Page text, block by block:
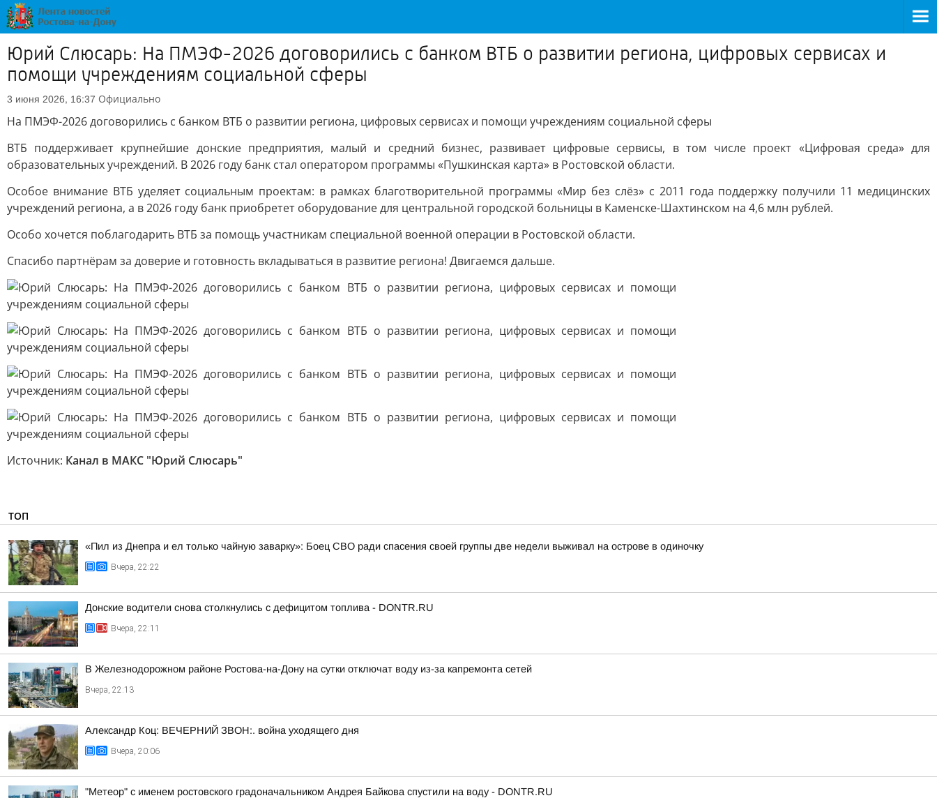
Юрий Слюсарь: На ПМЭФ-2026 договорились с банком ВТБ о развитии региона, цифровых сервисах и
помощи учреждениям социальной сферы
3 июня 2026, 16:37 Официально
На ПМЭФ-2026 договорились с банком ВТБ о развитии региона, цифровых сервисах и помощи учреждениям социальной сферы
ВТБ поддерживает крупнейшие донские предприятия, малый и средний бизнес, развивает цифровые сервисы, в том числе проект «Цифровая среда» для
образовательных учреждений. В 2026 году банк стал оператором программы «Пушкинская карта» в Ростовской области.
Особое внимание ВТБ уделяет социальным проектам: в рамках благотворительной программы «Мир без слёз» с 2011 года поддержку получили 11 медицинских
учреждений региона, а в 2026 году банк приобретет оборудование для центральной городской больницы в Каменске-Шахтинском на 4,6 млн рублей.
Особо хочется поблагодарить ВТБ за помощь участникам специальной военной операции в Ростовской области.
Спасибо партнёрам за доверие и готовность вкладываться в развитие региона! Двигаемся дальше.
Источник: Канал в МАКС "Юрий Слюсарь"
ТОП
«Пил из Днепра и ел только чайную заварку»: Боец СВО ради спасения своей группы две недели выживал на острове в одиночку
Вчера, 22:22
Донские водители снова столкнулись с дефицитом топлива - DONTR.RU
Вчера, 22:11
В Железнодорожном районе Ростова-на-Дону на сутки отключат воду из-за капремонта сетей
Вчера, 22:13
Александр Коц: ВЕЧЕРНИЙ ЗВОН:. война уходящего дня
Вчера, 20:06
"Метеор" с именем ростовского градоначальником Андрея Байкова спустили на воду - DONTR.RU